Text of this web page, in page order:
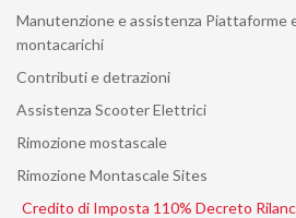
Manutenzione e assistenza Piattaforme
montacarichi
Contributi e detrazioni
Assistenza Scooter Elettrici
Rimozione mostascale
Rimozione Montascale Sites
Credito di Imposta 110% Decreto